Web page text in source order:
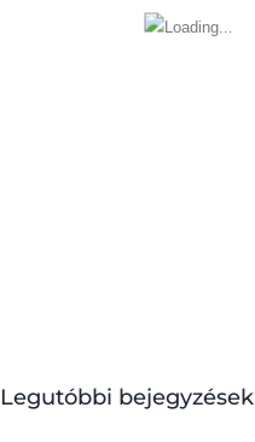
Legutóbbi bejegyzések